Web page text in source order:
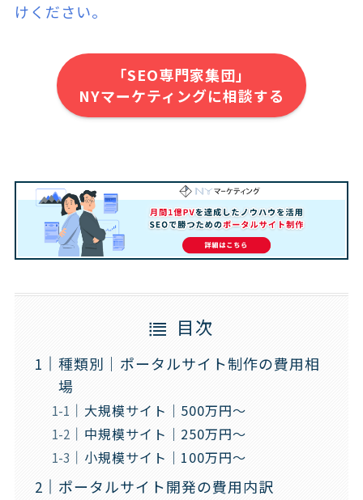
けください。
「SEO専門家集団」
NYマーケティングに相談する
目次
種類別｜ポータルサイト制作の費用相
場
大規模サイト｜500万円～
中規模サイト｜250万円～
小規模サイト｜100万円～
ポータルサイト開発の費用内訳